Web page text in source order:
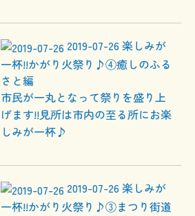
2019-07-26 楽しみが
一杯!!かがり火祭り♪④癒しのふる
さと編
市民が一丸となって祭りを盛り上
げます!!見所は市内の至る所にお楽
しみが一杯♪
2019-07-26 楽しみが
一杯!!かがり火祭り♪③まつり街道